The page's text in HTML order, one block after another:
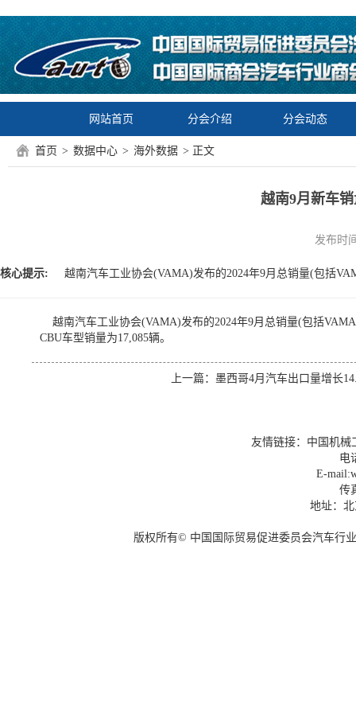
网站首页 分会介绍 分会动态
首页 > 数据中心 > 海外数据 > 正文
越南9月新车
发布时
核心提示: 越南汽车工业协会(VAMA)发布的2024年9月总销量(包括
越南汽车工业协会(VAMA)发布的2024年9月总销量(包括
CBU车型销量为17,085辆。
上一篇： 墨西哥4月汽车出口量增长
友情链接： 中国机械
电
E-
传
地址：
版权所有© 中国国际贸易促进委员会汽车行